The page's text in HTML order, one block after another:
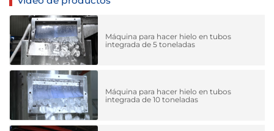
Máquina para hacer hielo en tubos
integrada de 5 toneladas
Máquina para hacer hielo en tubos
integrada de 10 toneladas